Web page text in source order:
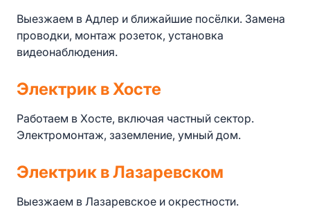
Выезжаем в Адлер и ближайшие посёлки. Замена
проводки, монтаж розеток, установка
видеонаблюдения.
Электрик в Хосте
Работаем в Хосте, включая частный сектор.
Электромонтаж, заземление, умный дом.
Электрик в Лазаревском
Выезжаем в Лазаревское и окрестности.